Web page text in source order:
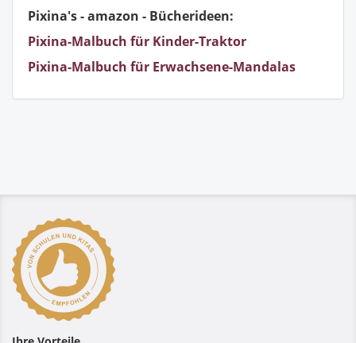
Pixina's - amazon - Bücherideen:
Pixina-Malbuch für Kinder-Traktor
Pixina-Malbuch für Erwachsene-Mandalas